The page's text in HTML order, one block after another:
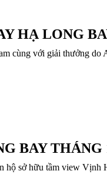
HẠ LONG
cùng với giải thưởng
BAY THÁNG
hộ sở hữu tầm view